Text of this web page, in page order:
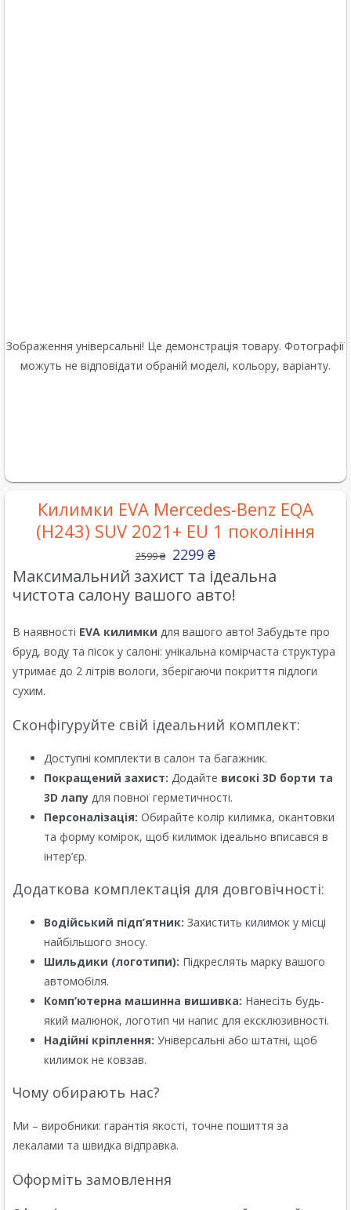
Зображення універсальні! Це демонстрація товару. Фотографії
можуть не відповідати обраній моделі, кольору, варіанту.
Килимки EVA Mercedes-Benz EQA
(H243) SUV 2021+ EU 1 покоління
2599₴ 2299 ₴
Максимальний захист та ідеальна
чистота салону вашого авто!
В наявності EVA килимки для вашого авто! Забудьте про
бруд, воду та пісок у салоні: унікальна комірчаста структура
утримає до 2 літрів вологи, зберігаючи покриття підлоги
сухим.
Сконфігуруйте свій ідеальний комплект:
Доступні комплекти в салон та багажник.
Покращений захист: Додайте високі 3D борти та
3D лапу для повної герметичності.
Персоналізація: Обирайте колір килимка, окантовки
та форму комірок, щоб килимок ідеально вписався в
інтер’єр.
Додаткова комплектація для довговічності:
Водійський підп’ятник: Захистить килимок у місці
найбільшого зносу.
Шильдики (логотипи): Підкреслять марку вашого
автомобіля.
Комп’ютерна машинна вишивка: Нанесіть будь-
який малюнок, логотип чи напис для ексклюзивності.
Надійні кріплення: Універсальні або штатні, щоб
килимок не ковзав.
Чому обирають нас?
Ми – виробники: гарантія якості, точне пошиття за
лекалами та швидка відправка.
Оформіть замовлення